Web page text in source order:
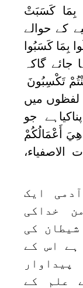
كَسَبَتْ
کیے کے حوالے
بِمَا كَسَبُوا
جائے گاکہ
تَكْسِبُونَ
لفظوں میں
جو
هِيَ أَعْمَالُكُمْ
الاصفیاء،
ایک
خداکی
کی
ہے اس کے
علم کے